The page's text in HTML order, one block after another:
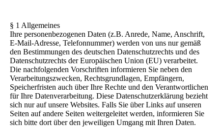
§ 1 Allgemeines
Ihre personenbezogenen Daten (z.B. Anrede, Name, Anschrift,
E-Mail-Adresse, Telefonnummer) werden von uns nur gemäß
den Bestimmungen des deutschen Datenschutzrechts und des
Datenschutzrechts der Europäischen Union (EU) verarbeitet.
Die nachfolgenden Vorschriften informieren Sie neben den
Verarbeitungszwecken, Rechtsgrundlagen, Empfängern,
Speicherfristen auch über Ihre Rechte und den Verantwortlichen
für Ihre Datenverarbeitung. Diese Datenschutzerklärung bezieht
sich nur auf unsere Websites. Falls Sie über Links auf unseren
Seiten auf andere Seiten weitergeleitet werden, informieren Sie
sich bitte dort über den jeweiligen Umgang mit Ihren Daten.